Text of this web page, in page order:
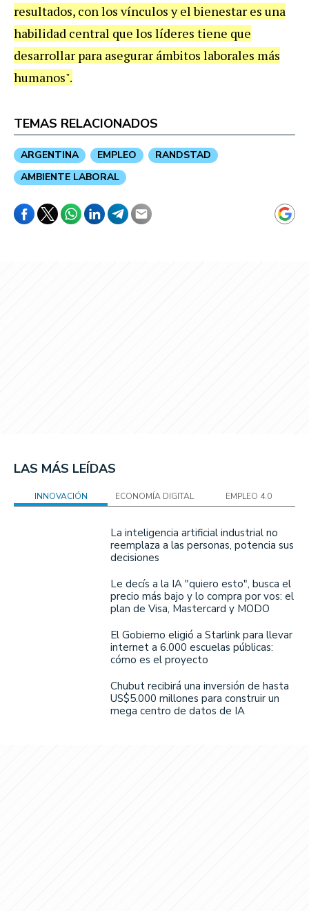
resultados, con los vínculos y el bienestar es una
habilidad central que los líderes tiene que
desarrollar para asegurar ámbitos laborales más
humanos".
TEMAS RELACIONADOS
ARGENTINA EMPLEO
RANDSTAD
AMBIENTE LABORAL
LAS MÁS LEÍDAS
INNOVACIÓN ECONOMÍA DIGITAL EMPLEO 4.0
La inteligencia artificial industrial no
reemplaza a las personas, potencia sus
decisiones
Le decís a la IA "quiero esto", busca el
precio más bajo y lo compra por vos: el
plan de Visa, Mastercard y MODO
El Gobierno eligió a Starlink para llevar
internet a 6.000 escuelas públicas:
cómo es el proyecto
Chubut recibirá una inversión de hasta
US$5.000 millones para construir un
mega centro de datos de IA